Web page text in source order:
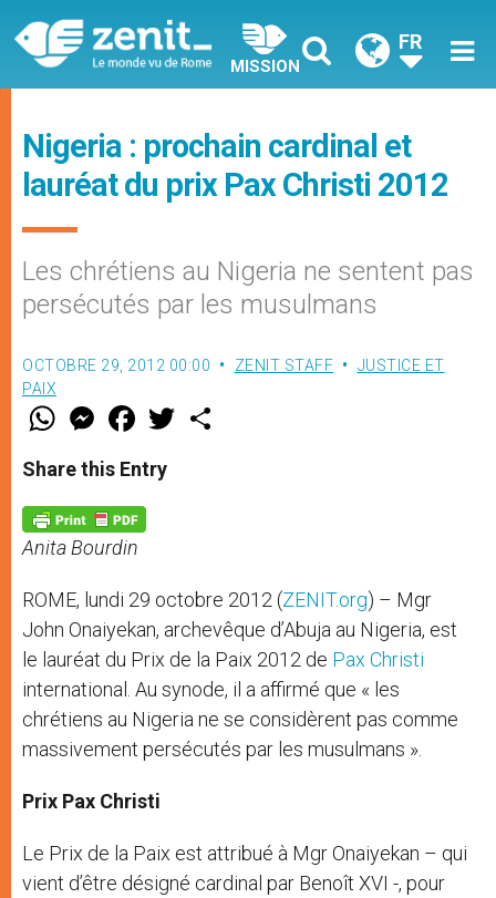
MISSION
FR
Nigeria : prochain cardinal et
lauréat du prix Pax Christi 2012
Les chrétiens au Nigeria ne sentent pas
persécutés par les musulmans
OCTOBRE 29, 2012 00:00 ZENIT STAFF
JUSTICE ET
PAIX
W
t
s
p
p
M
e
s
e
g
e
r
F
a
e
b
o
k
w
Share this Entry
Anita Bourdin
ROME, lundi 29 octobre 2012 (ZENIT.org) – Mgr
John Onaiyekan, archevêque d’Abuja au Nigeria, est
le lauréat du Prix de la Paix 2012 de Pax Christi
international. Au synode, il a affirmé que « les
chrétiens au Nigeria ne se considèrent pas comme
massivement persécutés par les musulmans ».
Prix Pax Christi
Le Prix de la Paix est attribué à Mgr Onaiyekan – qui
vient d’être désigné cardinal par Benoît XVI -, pour